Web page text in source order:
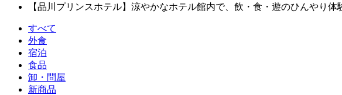
【品川プリンスホテル】涼やかなホテル館内で、飲・食・遊のひんやり
すべて
外食
宿泊
食品
卸・問屋
新商品